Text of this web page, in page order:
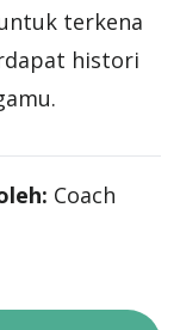
terkena
histori
Coach